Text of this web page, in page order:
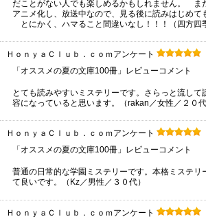
だことがない人でも楽しめるかもしれません。 ま
アニメ化し、放送中なので、見る後に読みはじめて
とにかく、ハマること間違いなし！！！（四方四
ＨｏｎｙａＣｌｕｂ．ｃｏｍアンケート
「オススメの夏の文庫100冊」レビューコメント
とても読みやすいミステリーです。さらっと流して
容になっていると思います。（rakan／女性／２０代
ＨｏｎｙａＣｌｕｂ．ｃｏｍアンケート
「オススメの夏の文庫100冊」レビューコメント
普通の日常的な学園ミステリーです。本格ミステリ
て良いです。（Kz／男性／３０代）
ＨｏｎｙａＣｌｕｂ．ｃｏｍアンケート